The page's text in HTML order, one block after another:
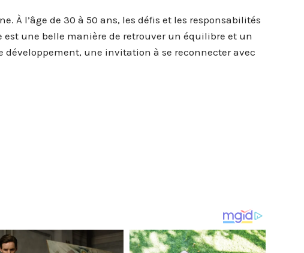
À l’âge de 30 à 50 ans, les défis et les responsabilités
une belle manière de retrouver un équilibre et un
développement, une invitation à se reconnecter avec